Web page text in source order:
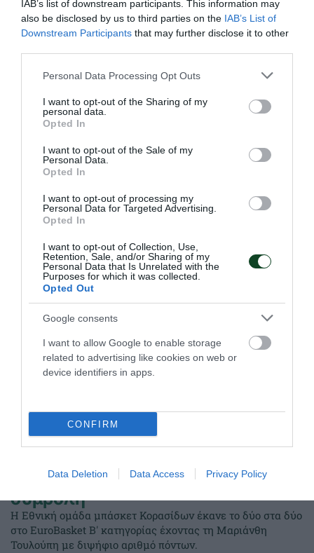
IAB’s list of downstream participants. This information may
also be disclosed by us to third parties on the IAB’s List of
Downstream Participants that may further disclose it to other
Please note that this website/app uses one or more Google
not limited to your visit or usage behaviour. You may click to
grant or deny consent to Google and its third-party tags to
use your data for below specified purposes in below Google
consent section.
Personal Data Processing Opt Outs
I want to opt-out of the Sharing of my
personal data.
Opted In
I want to opt-out of the Sale of my
Personal Data.
Opted In
I want to opt-out of processing my
Personal Data for Targeted Advertising.
Opted In
I want to opt-out of Collection, Use,
Retention, Sale, and/or Sharing of my
Personal Data that Is Unrelated with the
Purposes for which it was collected.
Opted Out
Google consents
I want to allow Google to enable storage
related to advertising like cookies on web or
device identifiers in apps.
CONFIRM
Data Deletion Data Access Privacy Policy
Μεγάλη νίκη κόντρα στην Τσεχία
για την Εθνική Νέων γυναικών
Η Εθνική ομάδα μπάσκετ γυναικών νίκησε την Τσεχία και
είναι κοντά στην πρόκριση στα ημιτελικά του ευρωπαϊκού
πρωταθλήματος Β' κατηγορίας.
08.07.2026 ΜΠΑΣΚΕΤ ΓΥΝΑΙΚΩΝ
ΤΕΛΕΥΤΑΙΑ ΝΕΑ
Δύο στα δύο με «πράσινη»
σύμβολη
Η Εθνική ομάδα μπάσκετ Κορασίδων έκανε το δύο στα δύο
στο EuroBasket Β' κατηγορίας έχοντας τη Μαριάνθη
Τουλούπη με διψήφιο αριθμό πόντων.